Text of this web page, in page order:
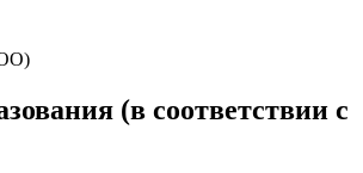
(в соответствии с